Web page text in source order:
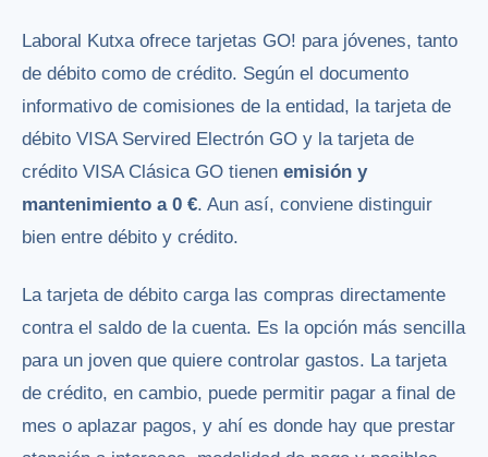
Laboral Kutxa ofrece tarjetas GO! para jóvenes, tanto
de débito como de crédito. Según el documento
informativo de comisiones de la entidad, la tarjeta de
débito VISA Servired Electrón GO y la tarjeta de
crédito VISA Clásica GO tienen emisión y
mantenimiento a 0 €. Aun así, conviene distinguir
bien entre débito y crédito.
La tarjeta de débito carga las compras directamente
contra el saldo de la cuenta. Es la opción más sencilla
para un joven que quiere controlar gastos. La tarjeta
de crédito, en cambio, puede permitir pagar a final de
mes o aplazar pagos, y ahí es donde hay que prestar